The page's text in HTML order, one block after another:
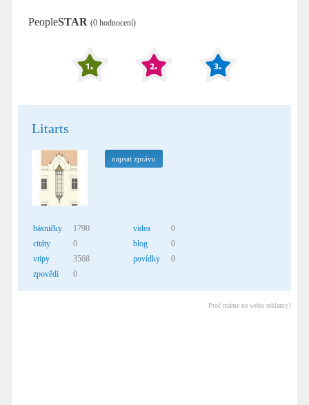
PeopleSTAR (0 hodnocení)
Litarts
napsat zprávu
básničky
1790
citáty
0
vtipy
3568
zpovědi
0
videa
0
blog
0
povídky
0
Proč máme na webu reklamy?